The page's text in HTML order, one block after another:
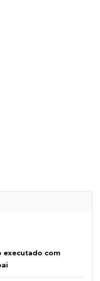
executado com